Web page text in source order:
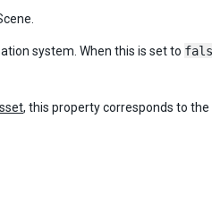
system. When this is set to
, this property corresponds to the